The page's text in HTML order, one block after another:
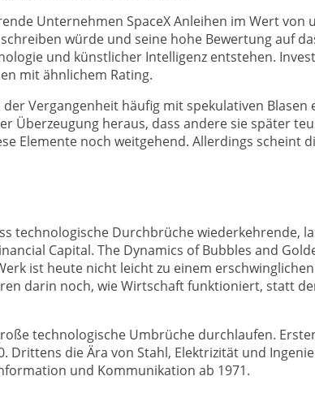
Unternehmen SpaceX Anleihen im Wert
würde und seine hohe Bewertung auf
und künstlicher Intelligenz entstehen.
mit ähnlichem Rating.
Vergangenheit häufig mit spekulativen Blasen
Überzeugung heraus, dass andere sie später
Elemente noch weitgehend. Allerdings scheint
technologische Durchbrüche wiederkehrende,
Capital. The Dynamics of Bubbles and
ist heute nicht leicht zu einem
darin noch, wie Wirtschaft funktioniert, statt
technologische Umbrüche durchlaufen.
Drittens die Ära von Stahl, Elektrizität und
und Kommunikation ab 1971.